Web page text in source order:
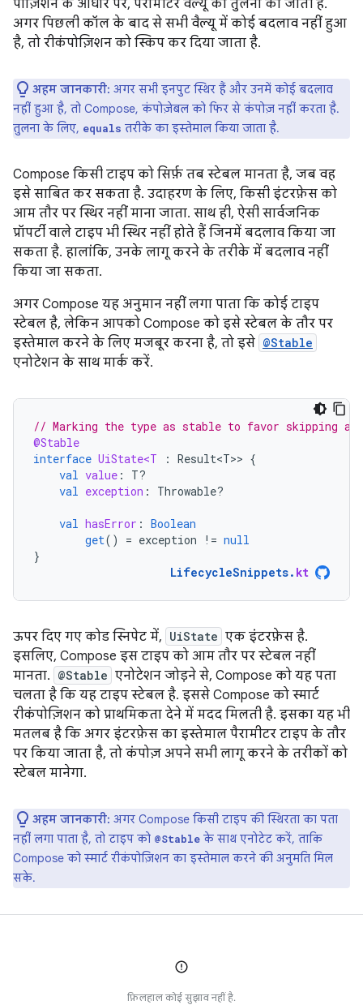
पोज़िशन के आधार पर, पैरामीटर वैल्यू की तुलना की जाती है.
अगर पिछली कॉल के बाद से सभी वैल्यू में कोई बदलाव नहीं हुआ
है, तो रीकंपोज़िशन को स्किप कर दिया जाता है.
अहम जानकारी: अगर सभी इनपुट स्थिर हैं और उनमें कोई बदलाव
नहीं हुआ है, तो Compose, कंपोज़ेबल को फिर से कंपोज़ नहीं करता है.
तुलना के लिए, equals तरीके का इस्तेमाल किया जाता है.
Compose किसी टाइप को सिर्फ़ तब स्टेबल मानता है, जब वह
इसे साबित कर सकता है. उदाहरण के लिए, किसी इंटरफ़ेस को
आम तौर पर स्थिर नहीं माना जाता. साथ ही, ऐसी सार्वजनिक
प्रॉपर्टी वाले टाइप भी स्थिर नहीं होते हैं जिनमें बदलाव किया जा
सकता है. हालांकि, उनके लागू करने के तरीके में बदलाव नहीं
किया जा सकता.
अगर Compose यह अनुमान नहीं लगा पाता कि कोई टाइप
स्टेबल है, लेकिन आपको Compose को इसे स्टेबल के तौर पर
इस्तेमाल करने के लिए मजबूर करना है, तो इसे @Stable
एनोटेशन के साथ मार्क करें.
// Marking the type as stable to favor skipping
@Stable
interface UiState<T : Result<T>> {
val value :
T?
val exception : Throwable?
val hasError : Boolean
get() = exception != null
}
LifecycleSnippets. kt
ऊपर दिए गए कोड स्निपेट में, UiState एक इंटरफ़ेस है.
इसलिए, Compose इस टाइप को आम तौर पर स्टेबल नहीं
मानता. @Stable एनोटेशन जोड़ने से, Compose को यह पता
चलता है कि यह टाइप स्टेबल है. इससे Compose को स्मार्ट
रीकंपोज़िशन को प्राथमिकता देने में मदद मिलती है. इसका यह भी
मतलब है कि अगर इंटरफ़ेस का इस्तेमाल पैरामीटर टाइप के तौर
पर किया जाता है, तो कंपोज़ अपने सभी लागू करने के तरीकों को
स्टेबल मानेगा.
अहम जानकारी: अगर Compose किसी टाइप की स्थिरता का पता
नहीं लगा पाता है, तो टाइप को @Stable के साथ एनोटेट करें, ताकि
Compose को स्मार्ट रीकंपोज़िशन का इस्तेमाल करने की अनुमति मिल
सके.
फ़िलहाल कोई सुझाव नहीं है.